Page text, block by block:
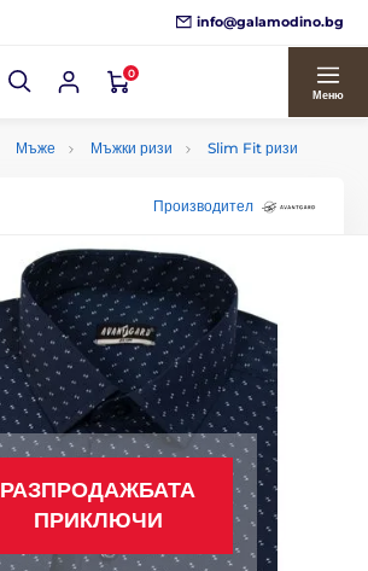
info@galamodino.bg
0
Меню
Мъже Мъжки ризи Slim Fit ризи
Производител
РАЗПРОДАЖБАТА
ПРИКЛЮЧИ